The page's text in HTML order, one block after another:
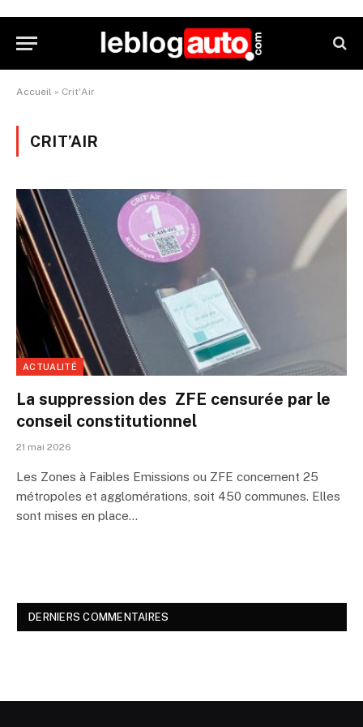
Accueil » Crit'Air
CRIT’AIR
ACTUALITÉ
La suppression des ZFE censurée par le
conseil constitutionnel
21 mai 2026
Les Zones à Faibles Emissions ou ZFE concernent 25
métropoles et agglomérations, soit 450 communes. Elles
sont mises en place…
DERNIERS COMMENTAIRES